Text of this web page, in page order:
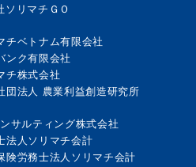
ソリマチＧＯ
チベトナム有限会社
ンク有限会社
チ株式会社
団法人 農業利益創造研究所
サルティング株式会社
法人ソリマチ会計
険労務士法人ソリマチ会計